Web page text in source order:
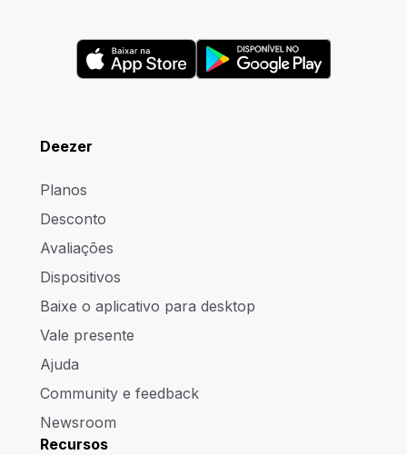
Deezer
Planos
Desconto
Avaliações
Dispositivos
Baixe o aplicativo para desktop
Vale presente
Ajuda
Community e feedback
Newsroom
Recursos